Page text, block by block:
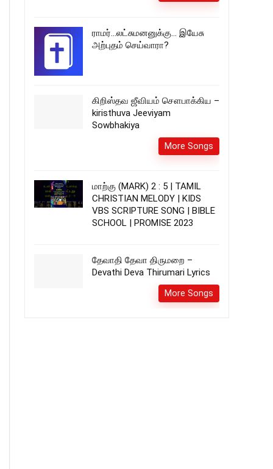
ராமர்…லட்சுமனனுக்கு… இயேசு
அற்புதம் செய்வாரா?
கிறிஸ்தவ ஜீவியம் சௌபாக்கிய –
kiristhuva Jeeviyam
Sowbhakiya
More Songs
மாற்கு (MARK) 2 : 5 | TAMIL
CHRISTIAN MELODY | KIDS
VBS SCRIPTURE SONG | BIBLE
SCHOOL | PROMISE 2023
தேவாதி தேவா திருமறை –
Devathi Deva Thirumari Lyrics
More Songs